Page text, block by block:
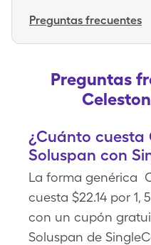
Preguntas frecuentes
Preguntas
¿Cuánto cuesta
Soluspan con
La forma genérica
cuesta $22.14 por 1,
con un cupón
Soluspan de